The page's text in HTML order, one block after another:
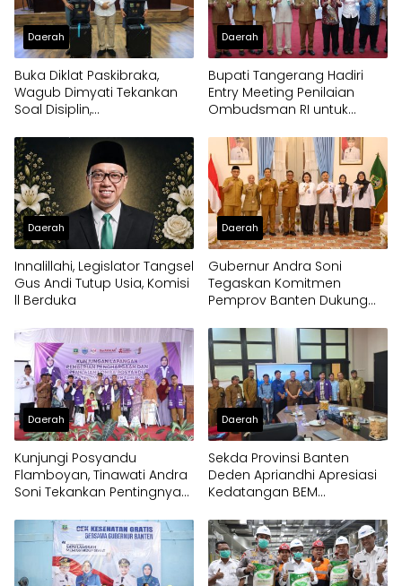
Daerah
Buka Diklat Paskibraka,
Wagub Dimyati Tekankan
Soal Disiplin,
Prestasi Akademik
Daerah
Bupati Tangerang Hadiri
Entry Meeting Penilaian
Ombudsman RI untuk
Pelayanan Publik
Daerah
Innalillahi, Legislator Tangsel
Gus Andi Tutup Usia, Komisi
ll Berduka
Daerah
Gubernur Andra Soni
Tegaskan Komitmen
Pemprov Banten Dukung
Gratis
Daerah
Kunjungi Posyandu
Flamboyan, Tinawati Andra
Soni Tekankan Pentingnya
Daerah
Sekda Provinsi Banten
Deden Apriandhi Apresiasi
Kedatangan BEM